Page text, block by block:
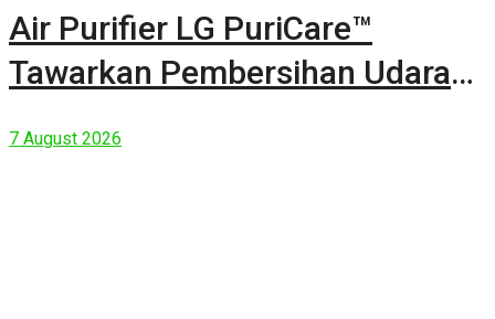
Air Purifier LG PuriCare™
Tawarkan Pembersihan Udara
7 August 2026